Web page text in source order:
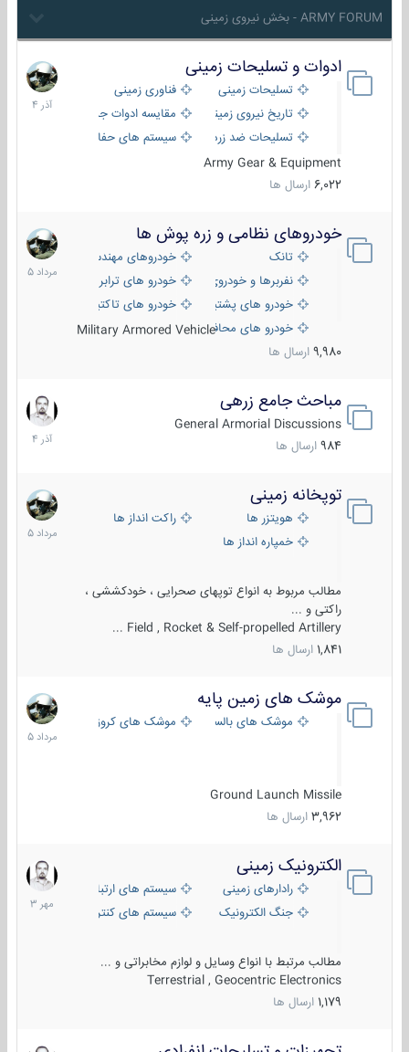
ARMY FORUM - بخش نیروی زمینی
ادوات و تسلیحات زمینی
تسلیحات زمینی
فناوری زمینی
تاریخ نیروی زمینی
مقایسه ادوات جنگی
تسلیحات ضد زره
سیستم های حفاظت فعال
Army Gear & Equipment
6,022 ارسال ها
21
آذر
1404
خودروهای نظامی و زره پوش ها
تانک
خودروهای مهندسی
نفربرها و خودروی های رزمی پیاده نظام
خودرو های ترابری نظامی
خودرو های پشتیبانی آتش ، شناسایی و ضد تانک
خودرو های تاکتیکی نظامی
خودرو های محافظت شدهMilitary Armored Vehicle
9,980 ارسال ها
2
مرداد
1405
مباحث جامع زرهی
General Armorial Discussions
984 ارسال ها
7
آذر
1404
توپخانه زمینی
هویتزر ها
راکت انداز ها
خمپاره انداز ها
مطالب مربوط به انواع توپهای صحرایی ، خودکششی ،
راکتی و ...
Field , Rocket & Self-propelled Artillery ...
1,841 ارسال ها
9
مرداد
1405
موشک های زمین پایه
موشک های بالستیک موشک های کروز
Ground Launch Missile
3,962 ارسال ها
2
مرداد
1405
الکترونیک زمینی
رادارهای زمینی
سیستم های ارتباطی و جمع آوری
جنگ الکترونیک
سیستم های کنترل آتش و تجهیزات
مطالب مرتبط با انواع وسایل و لوازم مخابراتی و ...
Terrestrial , Geocentric Electronics
1,179 ارسال ها
1
مهر
1403